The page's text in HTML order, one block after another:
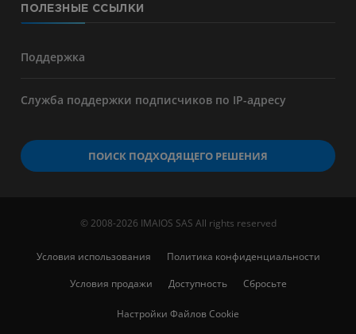
ПОЛЕЗНЫЕ ССЫЛКИ
Поддержка
Служба поддержки подписчиков по IP-адресу
ПОИСК ПОДХОДЯЩЕГО РЕШЕНИЯ
© 2008-2026 IMAIOS SAS All rights reserved
Условия использования
Политика конфиденциальности
Условия продажи
Доступность Сбросьте
Настройки Файлов Cookie